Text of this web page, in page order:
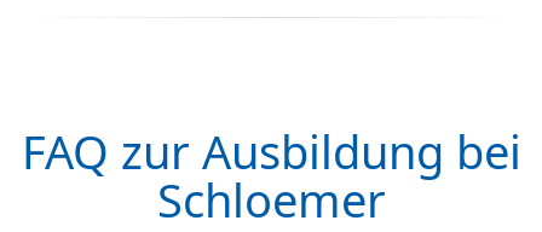
FAQ zur Ausbildung bei
Schloemer